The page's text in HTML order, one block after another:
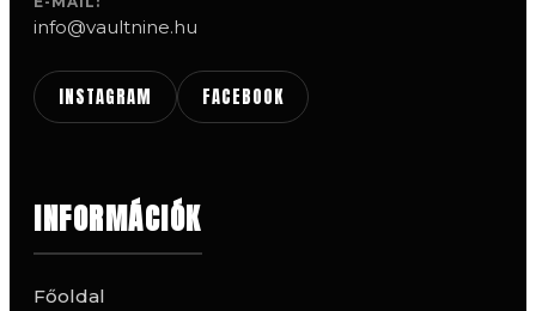
info@vaultnine.hu
INSTAGRAM FACEBOOK
INFORMÁCIÓK
Főoldal